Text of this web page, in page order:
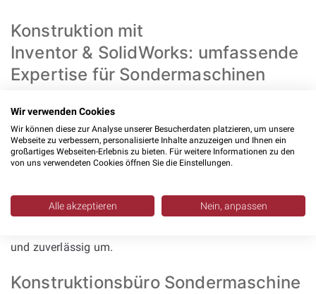
Konstruktion mit
Inventor & SolidWorks: umfassende
Expertise für Sondermaschinen
UnsereKonstruktionsleistungen
Spektrum des Maschinenbaus ab. Wir entwickeln
Einzelteilkonstruktionen, erstellen
Baugruppenkonstruktionen , entwickeln Varianten und
vorhandene Maschinen neue Anforderungen erfüllen
und zuverlässig um.
Konstruktionsbüro Sondermaschine
Wir verwenden Cookies
Wir können diese zur Analyse unserer Besucherdaten platzieren, um unsere
Webseite zu verbessern, personalisierte Inhalte anzuzeigen und Ihnen ein
großartiges Webseiten-Erlebnis zu bieten. Für weitere Informationen zu den
von uns verwendeten Cookies öffnen Sie die Einstellungen.
Alle akzeptieren Nein, anpassen